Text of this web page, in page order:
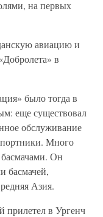
на первых
авиацию и
в
было тогда в
еще существовал
обслуживание
Много
басмачами. Он
басмачей,
Азия.
в Ургенч